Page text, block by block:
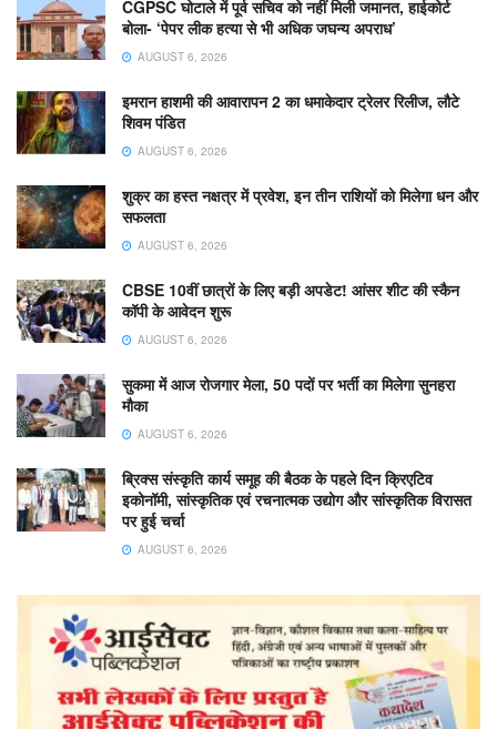
CGPSC घोटाले में पूर्व सचिव को नहीं मिली जमानत, हाईकोर्ट
बोला- ‘पेपर लीक हत्या से भी अधिक जघन्य अपराध’
AUGUST 6, 2026
इमरान हाशमी की आवारापन 2 का धमाकेदार ट्रेलर रिलीज, लौटे
शिवम पंडित
AUGUST 6, 2026
शुक्र का हस्त नक्षत्र में प्रवेश, इन तीन राशियों को मिलेगा धन और
सफलता
AUGUST 6, 2026
CBSE 10वीं छात्रों के लिए बड़ी अपडेट! आंसर शीट की स्कैन
कॉपी के आवेदन शुरू
AUGUST 6, 2026
सुकमा में आज रोजगार मेला, 50 पदों पर भर्ती का मिलेगा सुनहरा
मौका
AUGUST 6, 2026
ब्रिक्स संस्कृति कार्य समूह की बैठक के पहले दिन क्रिएटिव
इकोनॉमी, सांस्कृतिक एवं रचनात्मक उद्योग और सांस्कृतिक विरासत
पर हुई चर्चा
AUGUST 6, 2026